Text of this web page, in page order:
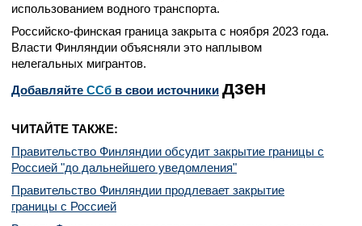
использованием водного транспорта.
Российско-финская граница закрыта с ноября 2023 года.
Власти Финляндии объясняли это наплывом
нелегальных мигрантов.
Добавляйте CСб в свои источники дзен
ЧИТАЙТЕ ТАКЖЕ:
Правительство Финляндии обсудит закрытие границы с
Россией "до дальнейшего уведомления"
Правительство Финляндии продлевает закрытие
границы с Россией